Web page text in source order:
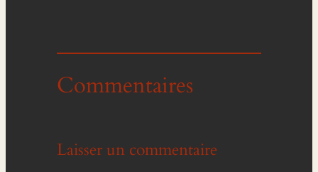
Commentaires
Laisser un commentaire